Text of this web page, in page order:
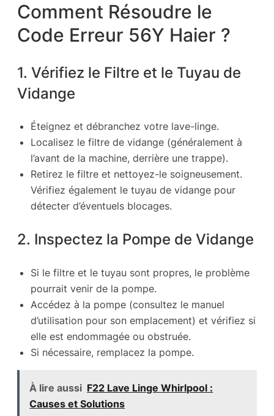
Comment Résoudre le
Code Erreur 56Y Haier ?
1. Vérifiez le Filtre et le Tuyau de
Vidange
Éteignez et débranchez votre lave-linge.
Localisez le filtre de vidange (généralement à
l’avant de la machine, derrière une trappe).
Retirez le filtre et nettoyez-le soigneusement.
Vérifiez également le tuyau de vidange pour
détecter d’éventuels blocages.
2. Inspectez la Pompe de Vidange
Si le filtre et le tuyau sont propres, le problème
pourrait venir de la pompe.
Accédez à la pompe (consultez le manuel
d’utilisation pour son emplacement) et vérifiez si
elle est endommagée ou obstruée.
Si nécessaire, remplacez la pompe.
À lire aussi F22 Lave Linge Whirlpool :
Causes et Solutions